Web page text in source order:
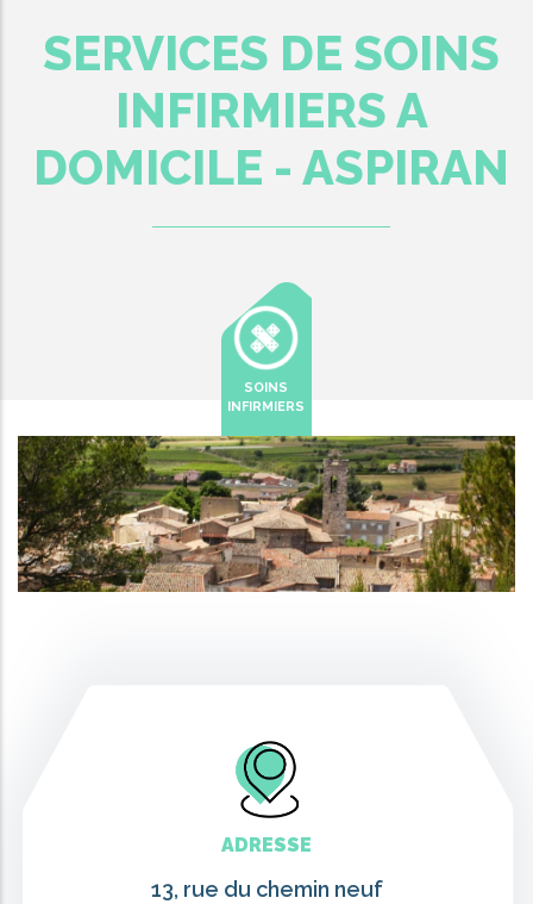
SERVICES DE SOINS
INFIRMIERS A
DOMICILE - ASPIRAN
SOINS
INFIRMIERS
ADRESSE
13, rue du chemin neuf